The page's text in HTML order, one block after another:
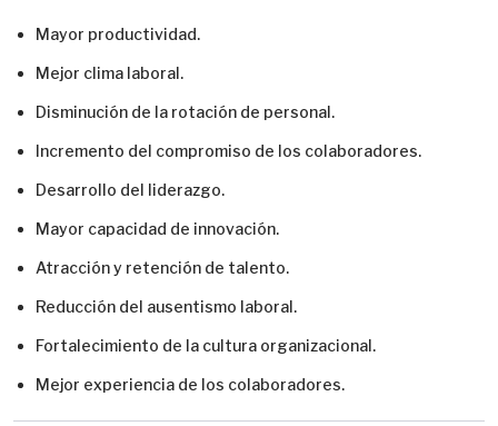
Mayor productividad.
Mejor clima laboral.
Disminución de la rotación de personal.
Incremento del compromiso de los colaboradores.
Desarrollo del liderazgo.
Mayor capacidad de innovación.
Atracción y retención de talento.
Reducción del ausentismo laboral.
Fortalecimiento de la cultura organizacional.
Mejor experiencia de los colaboradores.